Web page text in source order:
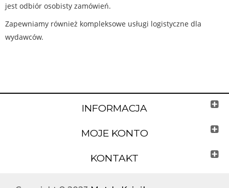
jest odbiór osobisty zamówień.
Zapewniamy również kompleksowe usługi logistyczne dla
wydawców.
INFORMACJA
MOJE KONTO
KONTAKT